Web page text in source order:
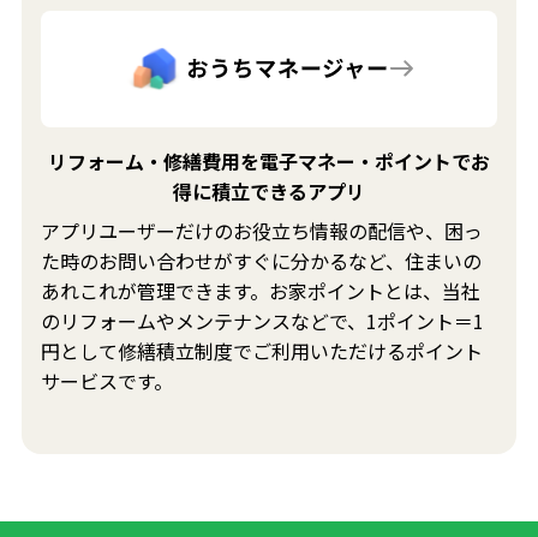
リフォーム・修繕費用を電子マネー・ポイントでお
得に積立できるアプリ
アプリユーザーだけのお役立ち情報の配信や、困っ
た時のお問い合わせがすぐに分かるなど、住まいの
あれこれが管理できます。お家ポイントとは、当社
のリフォームやメンテナンスなどで、1ポイント＝1
円として修繕積立制度でご利用いただけるポイント
サービスです。